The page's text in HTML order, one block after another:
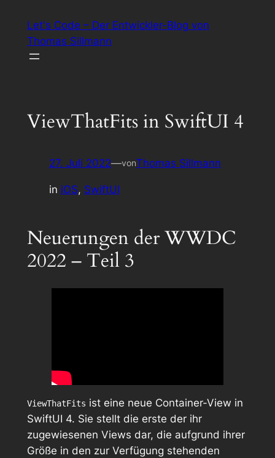
Inhalt
springen
Let's Code – Der Entwickler-Blog von
Thomas Sillmann
ViewThatFits in SwiftUI 4
27. Juli 2022—vonThomas Sillmann
in iOS, SwiftUI
Neuerungen der WWDC
2022 – Teil 3
ViewThatFits ist eine neue Container-View in
SwiftUI 4. Sie stellt die erste der ihr
zugewiesenen Views dar, die aufgrund ihrer
Größe in den zur Verfügung stehenden